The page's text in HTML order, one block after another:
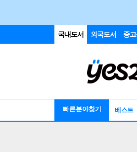
국내도서 외국도서 중
빠른분야찾기 베스트